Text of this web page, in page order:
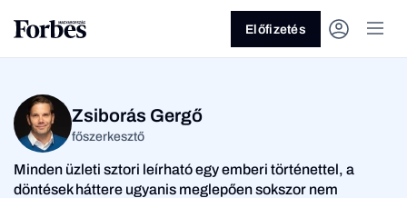
Előfizetés
Zsiborás Gergő
főszerkesztő
Minden üzleti sztori leírható egy emberi történettel, a
döntések háttere ugyanis meglepően sokszor nem